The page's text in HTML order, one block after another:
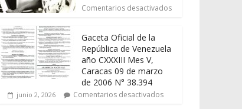
Comentarios desactivados
Gaceta Oficial de la
República de Venezuela
año CXXXIII Mes V,
Caracas 09 de marzo
de 2006 N° 38.394
junio 2, 2026 Comentarios desactivados